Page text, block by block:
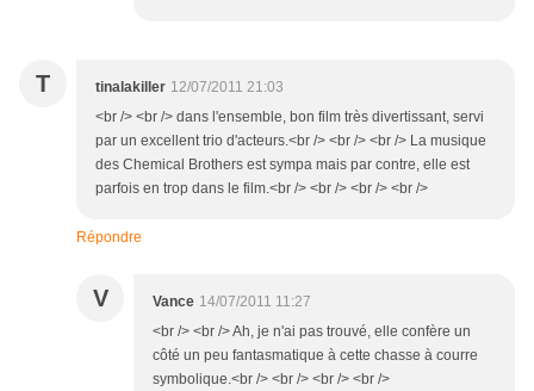
T tinalakiller 12/07/2011 21:03
<br /> <br /> dans l'ensemble, bon film très divertissant, servi
par un excellent trio d'acteurs.<br /> <br /> <br /> La musique
des Chemical Brothers est sympa mais par contre, elle est
parfois en trop dans le film.<br /> <br /> <br /> <br />
Répondre
V Vance 14/07/2011 11:27
<br /> <br /> Ah, je n'ai pas trouvé, elle confère un
côté un peu fantasmatique à cette chasse à courre
symbolique.<br /> <br /> <br /> <br />